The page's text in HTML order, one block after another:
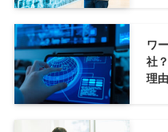
ワ
社
理